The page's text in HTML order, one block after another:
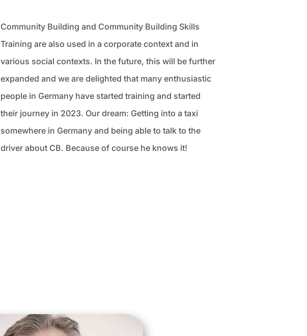
Community Building and Community Building Skills
Training are also used in a corporate context and in
various social contexts. In the future, this will be further
expanded and we are delighted that many enthusiastic
people in Germany have started training and started
their journey in 2023. Our dream: Getting into a taxi
somewhere in Germany and being able to talk to the
driver about CB. Because of course he knows it!